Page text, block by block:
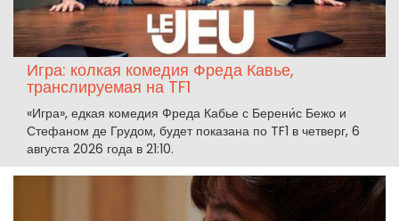
Игра: колкая комедия Фреда Кавье,
транслируемая на TF1
«Игра», едкая комедия Фреда Кабье с Берени́с Бежо и
Стефаном де Грудом, будет показана по TF1 в четверг, 6
августа 2026 года в 21:10.